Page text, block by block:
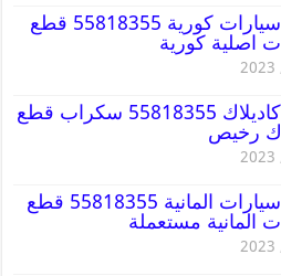
قطع غيار سيارات كورية 55818355 قطع
اصلية كورية
قطع غيار كاديلاك 55818355 سكراب قطع
رخيص
قطع غيار سيارات المانية 55818355 قطع
المانية مستعملة